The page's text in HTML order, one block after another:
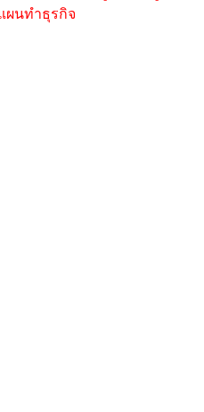
ผนทำธุรกิจ